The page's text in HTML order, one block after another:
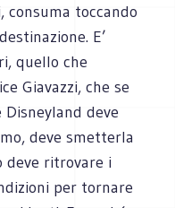
consuma toccando
E’
quello che
Giavazzi, che se
deve
deve smetterla
deve ritrovare i
per tornare